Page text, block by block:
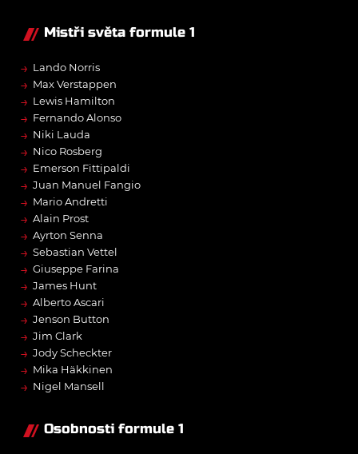
Mistři světa formule 1
→ Lando Norris
→ Max Verstappen
→ Lewis Hamilton
→ Fernando Alonso
→ Niki Lauda
→ Nico Rosberg
→ Emerson Fittipaldi
→ Juan Manuel Fangio
→ Mario Andretti
→ Alain Prost
→ Ayrton Senna
→ Sebastian Vettel
→ Giuseppe Farina
→ James Hunt
→ Alberto Ascari
→ Jenson Button
→ Jim Clark
→ Jody Scheckter
→ Mika Häkkinen
→ Nigel Mansell
Osobnosti formule 1